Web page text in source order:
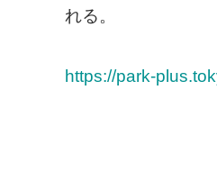
れる。
https://park-